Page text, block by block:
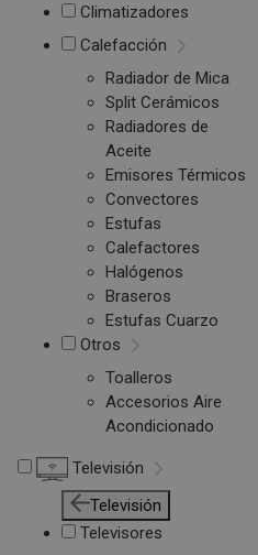
Climatizadores
Calefacción
Radiador de Mica
Split Cerámicos
Radiadores de
Aceite
Emisores Térmicos
Convectores
Estufas
Calefactores
Halógenos
Braseros
Estufas Cuarzo
Otros
Toalleros
Accesorios Aire
Acondicionado
Televisión
Televisión
Televisores